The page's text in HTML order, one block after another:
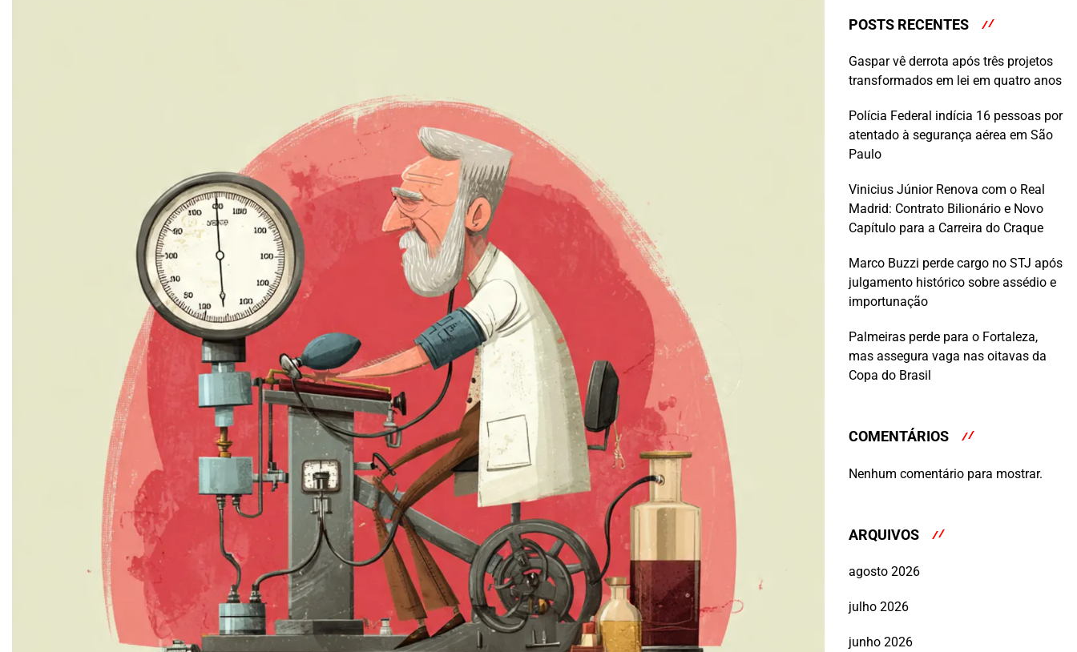
POSTS RECENTES
Gaspar vê derrota após três projetos
transformados em lei em quatro anos
Polícia Federal indícia 16 pessoas por
atentado à segurança aérea em São
Paulo
Vinicius Júnior Renova com o Real
Madrid: Contrato Bilionário e Novo
Capítulo para a Carreira do Craque
Marco Buzzi perde cargo no STJ após
julgamento histórico sobre assédio e
importunação
Palmeiras perde para o Fortaleza,
mas assegura vaga nas oitavas da
Copa do Brasil
COMENTÁRIOS
Nenhum comentário para mostrar.
ARQUIVOS
agosto 2026
julho 2026
junho 2026